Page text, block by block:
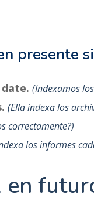
presente
Indexamos
Ella indexa los
correctamente?
los informes
en